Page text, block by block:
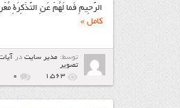
الرَّحِيمِ فَما لَهُمْ عَنِ التَّذْکِرَةِ
کامل »
توسط: مدیر سایتدر
تصویر
1,563
۰